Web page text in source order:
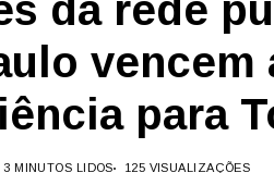
da rede
vencem
para
3 MINUTOS LIDOS 125 VISUALIZAÇÕES